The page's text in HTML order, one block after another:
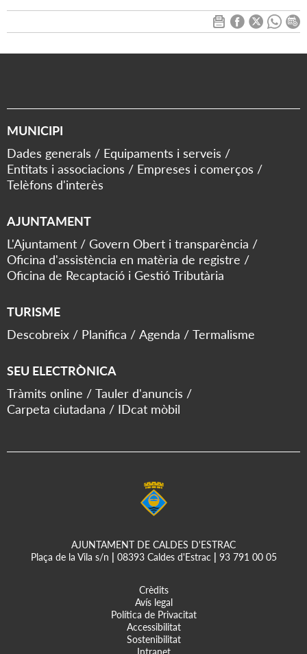
MUNICIPI
Dades generals
Equipaments i serveis
Entitats i associacions
Empreses i comerços
Telèfons d'interès
AJUNTAMENT
L'Ajuntament
Govern Obert i transparència
Oficina d'assistència en matèria de registre
Oficina de Recaptació i Gestió Tributària
TURISME
Descobreix
Planifica Agenda Termalisme
SEU ELECTRÒNICA
Tràmits online
Tauler d'anuncis
Carpeta ciutadana
IDcat mòbil
AJUNTAMENT DE CALDES D'ESTRAC
Plaça de la Vila s/n
08393 Caldes d'Estrac 93 791 00 05
Crèdits
Avís legal
Política de Privacitat
Accessibilitat
Sostenibilitat
Intranet